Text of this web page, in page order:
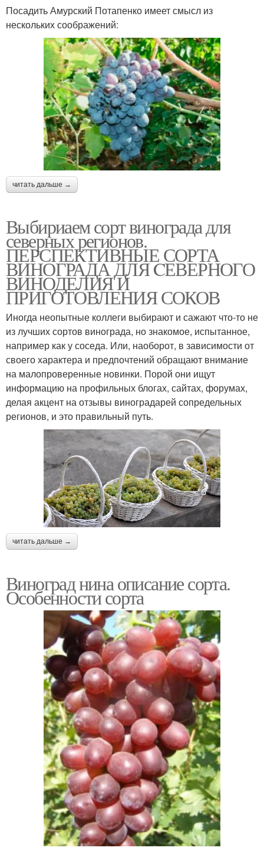
Посадить Амурский Потапенко имеет смысл из
нескольких соображений:
читать дальше →
Выбириаем сорт винограда для
северных регионов.
ПЕРСПЕКТИВНЫЕ СОРТА
ВИНОГРАДА ДЛЯ CЕВЕРНОГО
ВИНОДЕЛИЯ И
ПРИГОТОВЛЕНИЯ СОКОВ
Иногда неопытные коллеги выбирают и сажают что-то не
из лучших сортов винограда, но знакомое, испытанное,
например как у соседа. Или, наоборот, в зависимости от
своего характера и предпочтений обращают внимание
на малопроверенные новинки. Порой они ищут
информацию на профильных блогах, сайтах, форумах,
делая акцент на отзывы виноградарей сопредельных
регионов, и это правильный путь.
читать дальше →
Виноград нина описание сорта.
Особенности сорта